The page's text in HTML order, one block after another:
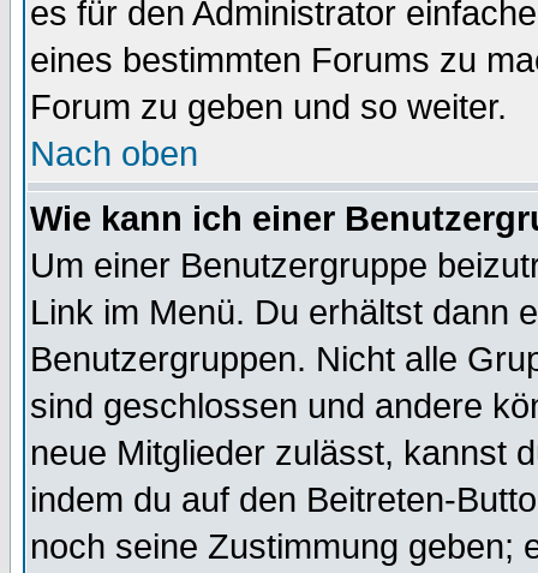
es für den Administrator
eines bestimmten Forums zu
Forum zu geben und so weiter.
Nach oben
Wie kann ich einer
Um einer Benutzergruppe
Link im Menü. Du erhältst dann
Benutzergruppen. Nicht alle
sind geschlossen und andere
neue Mitglieder zulässt, kannst
indem du auf den Beitreten-
noch seine Zustimmung geben;